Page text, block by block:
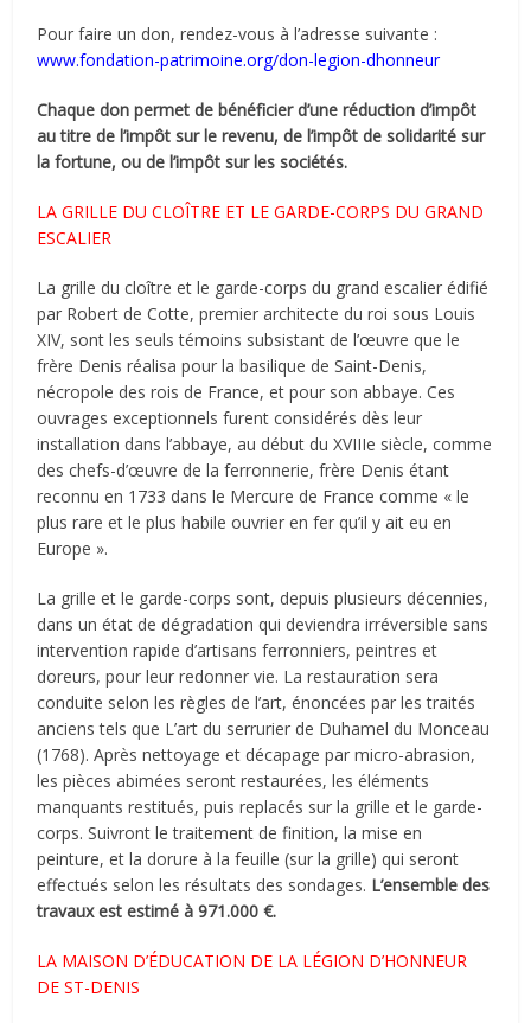
Pour faire un don, rendez-vous à l’adresse suivante :
www.fondation-patrimoine.org/don-legion-dhonneur
Chaque don permet de bénéficier d’une réduction d’impôt
au titre de l’impôt sur le revenu, de l’impôt de solidarité sur
la fortune, ou de l’impôt sur les sociétés.
LA GRILLE DU CLOÎTRE ET LE GARDE-CORPS DU GRAND
ESCALIER
La grille du cloître et le garde-corps du grand escalier édifié
par Robert de Cotte, premier architecte du roi sous Louis
XIV, sont les seuls témoins subsistant de l’œuvre que le
frère Denis réalisa pour la basilique de Saint-Denis,
nécropole des rois de France, et pour son abbaye. Ces
ouvrages exceptionnels furent considérés dès leur
installation dans l’abbaye, au début du XVIIIe siècle, comme
des chefs-d’œuvre de la ferronnerie, frère Denis étant
reconnu en 1733 dans le Mercure de France comme « le
plus rare et le plus habile ouvrier en fer qu’il y ait eu en
Europe ».
La grille et le garde-corps sont, depuis plusieurs décennies,
dans un état de dégradation qui deviendra irréversible sans
intervention rapide d’artisans ferronniers, peintres et
doreurs, pour leur redonner vie. La restauration sera
conduite selon les règles de l’art, énoncées par les traités
anciens tels que L’art du serrurier de Duhamel du Monceau
(1768). Après nettoyage et décapage par micro-abrasion,
les pièces abimées seront restaurées, les éléments
manquants restitués, puis replacés sur la grille et le garde-
corps. Suivront le traitement de finition, la mise en
peinture, et la dorure à la feuille (sur la grille) qui seront
effectués selon les résultats des sondages. L’ensemble des
travaux est estimé à 971.000 €.
LA MAISON D’ÉDUCATION DE LA LÉGION D’HONNEUR
DE ST-DENIS